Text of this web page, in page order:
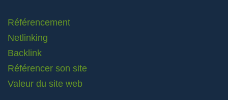
Référencement
Netlinking
Backlink
Référencer son site
Valeur du site web